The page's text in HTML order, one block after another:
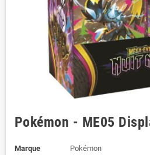
Pokémon - ME05
Marque
Pokémon